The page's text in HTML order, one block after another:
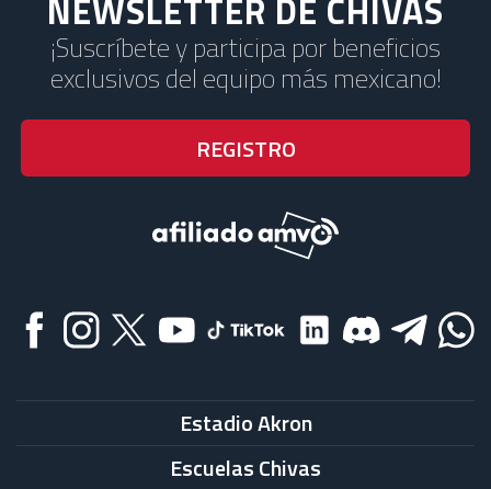
NEWSLETTER DE CHIVAS
¡Suscríbete y participa por beneficios
exclusivos del equipo más mexicano!
Estadio Akron
Escuelas Chivas